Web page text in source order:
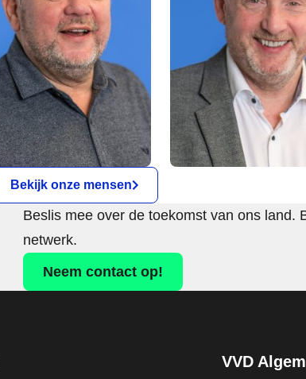
Bekijk onze mensen
Beslis mee over de toekomst van ons land.
netwerk.
Neem contact op!
VVD